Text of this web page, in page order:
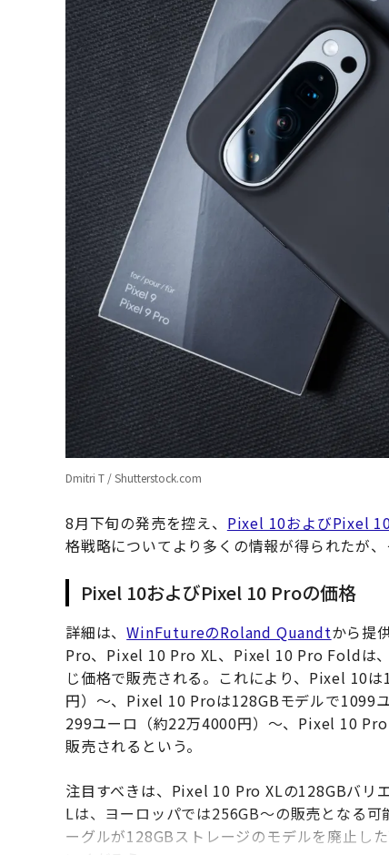
Dmitri T / Shutterstock.com
8月下旬の発売を控え、 Pixel 10およびPixel
格戦略についてより多くの情報が得られたが
Pixel 10およびPixel 10 Proの価格
詳細は、WinFutureのRoland Quandtから提
Pro、Pixel 10 Pro XL、Pixel 10 Pro Foldは
じ価格で販売される。これにより、Pixel 10
円）〜、Pixel 10 Proは128GBモデルで1099
299ユーロ（約22万4000円）〜、Pixel 10
販売されるという。
注目すべきは、Pixel 10 Pro XLの128GBバリ
Lは、ヨーロッパでは256GB〜の販売となる
ーグルが128GBストレージのモデルを廃止し